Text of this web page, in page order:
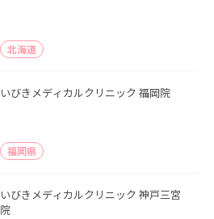
北海道
いびきメディカルクリニック 福岡院
福岡県
いびきメディカルクリニック 神戸三宮
院